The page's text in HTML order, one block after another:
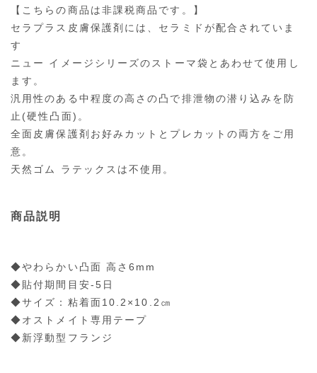
【こちらの商品は非課税商品です。】
セラプラス皮膚保護剤には、セラミドが配合されていま
す
ニュー イメージシリーズのストーマ袋とあわせて使用し
ます。
汎用性のある中程度の高さの凸で排泄物の潜り込みを防
止(硬性凸面)。
全面皮膚保護剤お好みカットとプレカットの両方をご用
意。
天然ゴム ラテックスは不使用。
商品説明
◆やわらかい凸面 高さ6mm
◆貼付期間目安-5日
◆サイズ：粘着面10.2×10.2㎝
◆オストメイト専用テープ
◆新浮動型フランジ